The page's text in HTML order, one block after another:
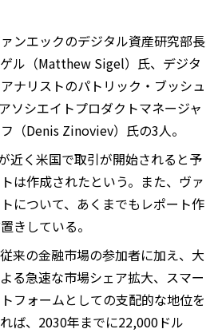
ンエックのデジタル資産研究部長
ル（Matthew Sigel）氏、デジタ
ナリストのパトリック・ブッシュ
ソシエイトプロダクトマネージャ
（Denis Zinoviev）氏の3人。
近く米国で取引が開始されると予
は作成されたという。また、ヴァ
について、あくまでもレポート作
きしている。
来の金融市場の参加者に加え、大
る急速な市場シェア拡大、スマー
フォームとしての支配的な地位を
ば、2030年までに22,000ドル